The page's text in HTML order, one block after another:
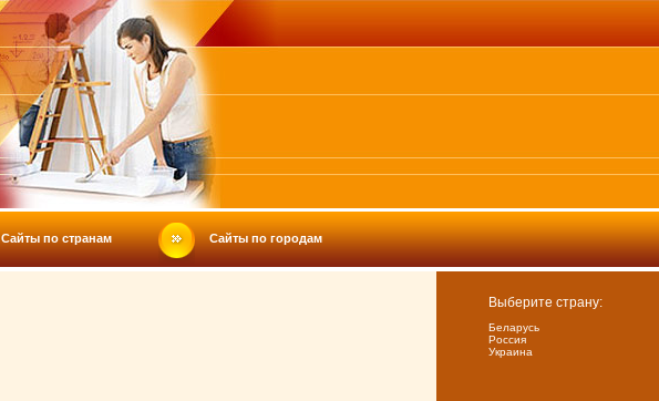
Сайты по странам Сайты по городам
Выберите страну:
Беларусь
Россия
Украина